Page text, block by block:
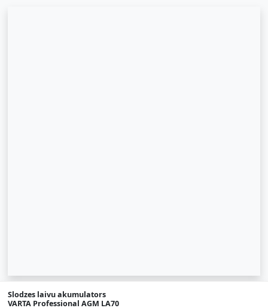
Slodzes laivu akumulators
VARTA Professional AGM LA70© 2007-2026 SIA "Zinva" | Morex.lv